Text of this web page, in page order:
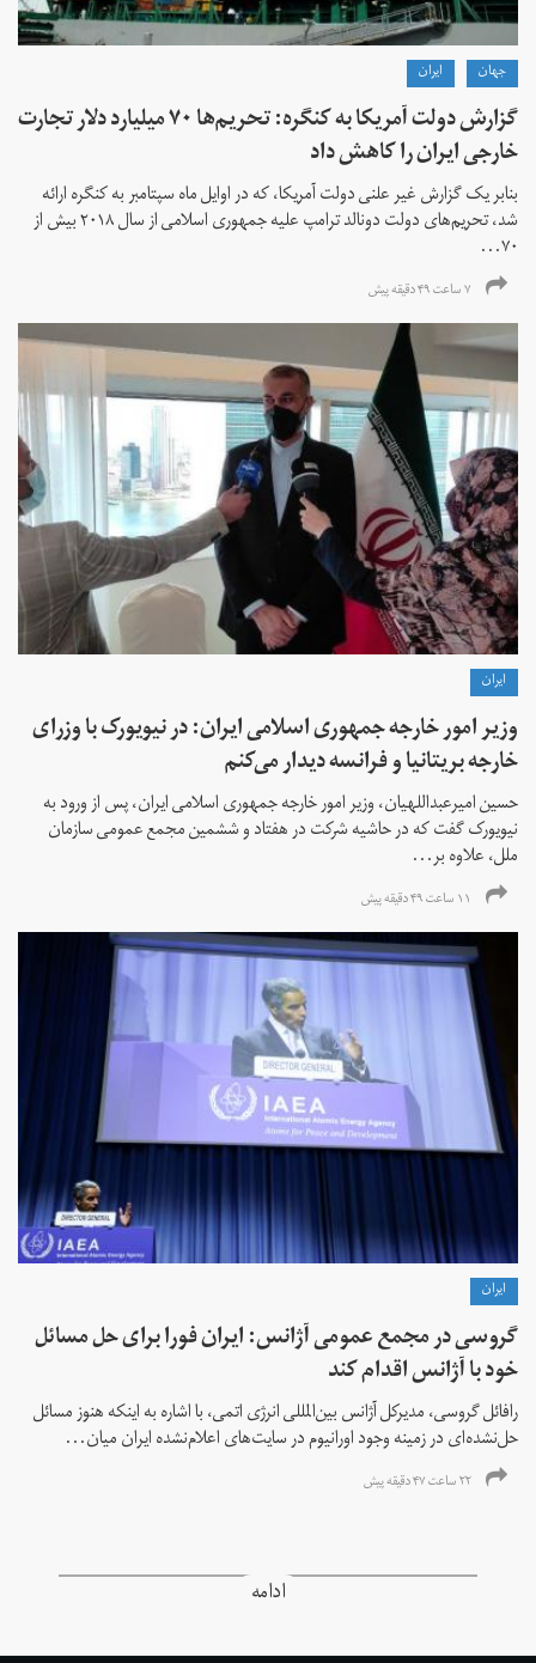
جهان ايران
گزارش دولت آمریکا به کنگره: تحریم‌ها ۷۰ میلیارد دلار تجارت
خارجی ایران را کاهش داد
بنابر یک گزارش غیر علنی دولت آمریکا، که در اوایل ماه سپتامبر به کنگره ارائه
شد، تحریم‌های دولت دونالد ترامپ علیه جمهوری اسلامی از سال ۲۰۱۸ بیش از
۷۰...
۷ ساعت ۴۹ دقیقه پیش
ايران
وزیر امور خارجه جمهوری اسلامی ایران: در نیویورک با وزرای
خارجه بریتانیا و فرانسه دیدار می‌کنم
حسین امیرعبداللهیان، وزیر امور خارجه جمهوری اسلامی ایران، پس از ورود به
نیویورک گفت که در حاشیه شرکت در هفتاد و ششمین مجمع عمومی سازمان
ملل، علاوه بر...
۱۱ ساعت ۴۹ دقیقه پیش
ايران
گروسی در مجمع عمومی آژانس: ایران فورا برای حل مسائل
خود با آژانس اقدام کند
رافائل گروسی، مدیرکل آژانس بین‌المللی انرژی اتمی، با اشاره به اینکه هنوز مسائل
حل‌نشده‌ای در زمینه وجود اورانیوم در سایت‌های اعلام‌نشده ایران میان...
۲۲ ساعت ۴۷ دقیقه پیش
ادامه